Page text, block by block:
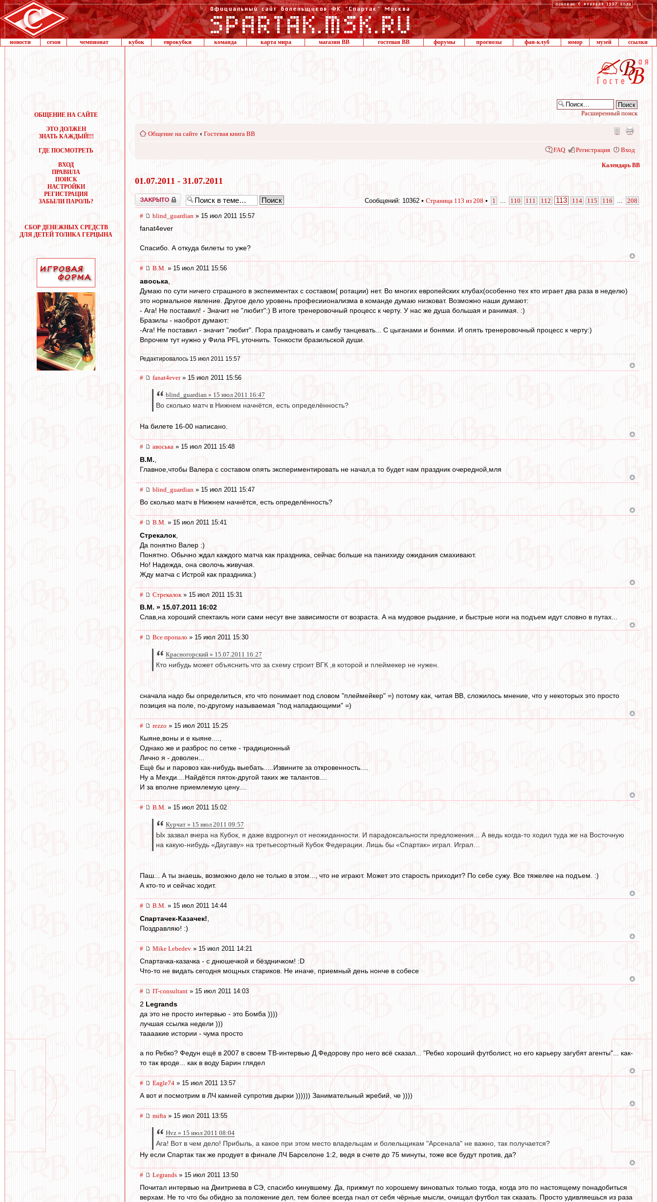
новости сезон чемпионат кубок еврокубки команда карта мира магазин ВВ гостевая ВВ форумы прогнозы фан-клуб юмор музей ссылки
ОБЩЕНИЕ НА САЙТЕ
ЭТО ДОЛЖЕН
ЗНАТЬ КАЖДЫЙ!!!
ГДЕ ПОСМОТРЕТЬ
ВХОД
ПРАВИЛА
ПОИСК
НАСТРОЙКИ
РЕГИСТРАЦИЯ
ЗАБЫЛИ ПАРОЛЬ?
СБОР ДЕНЕЖНЫХ СРЕДСТВ
ДЛЯ ДЕТЕЙ ТОЛИКА ГЕРЦЫНА
Расширенный поиск
Общение на сайте ‹ Гостевая книга ВВ
FAQ Регистрация Вход
Календарь ВВ
01.07.2011 - 31.07.2011
Закрыто Сообщений: 10362 • Страница 113 из 208 • 1 110 111 112 113 114 115 116 208
# blind_guardian » 15 июл 2011 15:57
fanat4ever
Спасибо. А откуда билеты то уже?
# В.М. » 15 июл 2011 15:56
авоська
Думаю по сути ничего страшного в экспеиментах с составом( ротации) нет. Во многих европейских клубах(особенно тех кто играет два раза в неделю)
это нормальное явление. Другое дело уровень професиионализма в команде думаю низковат. Возможно наши думают:
- Ага! Не поставил! - Значит не "любит":) В итоге тренеровочный процесс к черту. У нас же душа большая и ранимая. :)
Бразилы - наоброт думают:
-Ага! Не поставил - значит "любит". Пора праздновать и самбу танцевать... С цыганами и бонями. И опять тренеровочный процесс к черту:)
Впрочем тут нужно у Фила PFL уточнить. Тонкости бразильской души.
Редактировалось 15 июл 2011 15:57
# fanat4ever» 15 июл 2011 15:56
blind_guardian » 15 июл 2011 16:47
Во сколько матч в Нижнем начнётся, есть определённость?
На билете 16-00 написано.
# авоська » 15 июл 2011 15:48
В.М.
Главное,чтобы Валера с составом опять экспериментировать не начал,а то будет нам праздник очередной,мля
# blind_guardian » 15 июл 2011 15:47
Во сколько матч в Нижнем начнётся, есть определённость?
# В.М. » 15 июл 2011 15:41
Стрекалок
Да понятно Валер :)
Понятно. Обычно ждал каждого матча как праздника, сейчас больше на панихиду ожидания смахивают.
Но! Надежда, она сволочь живучая.
Жду матча с Истрой как праздника:)
# Стрекалок » 15 июл 2011 15:31
В.М. » 15.07.2011 16:02
Слав,на хороший спектакль ноги сами несут вне зависимости от возраста. А на мудовое рыдание, и быстрые ноги на подъем идут словно в путах...
# Все пропало » 15 июл 2011 15:30
Красногорский » 15.07.2011 16:27
Кто нибудь может объяснить что за схему строит ВГК ,в которой и плеймекер не нужен.
сначала надо бы определиться, кто что понимает под словом "плеймейкер" =) потому как, читая ВВ, сложилось мнение, что у некоторых это просто
позиция на поле, по-другому называемая "под нападающими" =)
# rezzo » 15 июл 2011 15:25
Кыяне,воны и е кыяне....,
Однако же и разброс по сетке - традиционный
Лично я - доволен...
Ещё бы и паровоз как-нибудь выебать.....Извините за откровенность....
Ну а Мехди....Найдётся пяток-другой таких же талантов....
И за вполне приемлемую цену....
# В.М. » 15 июл 2011 15:02
Курчат » 15 июл 2011 09:57
Ых зазвал вчера на Кубок, я даже вздрогнул от неожиданности. И парадоксальности предложения... А ведь когда-то ходил туда же на Восточную
на какую-нибудь «Даугаву» на третьесортный Кубок Федерации. Лишь бы «Спартак» играл. Играл…
Паш... А ты знаешь, возможно дело не только в этом..., что не играют. Может это старость приходит? По себе сужу. Все тяжелее на подъем. :)
А кто-то и сейчас ходит.
# В.М. » 15 июл 2011 14:44
Спартачек-Казачек!
Поздравляю! :)
# Mike Lebedev » 15 июл 2011 14:21
Спартачка-казачка - с днюшечкой и бёздничком! :D
Что-то не видать сегодня мощных стариков. Не иначе, приемный день нонче в собесе
# IT-consultant » 15 июл 2011 14:03
2 Legrands
да это не просто интервью - это Бомба ))))
лучшая ссылка недели )))
таааакие истории - чума просто
а по Ребко? Федун ещё в 2007 в своем ТВ-интервью Д.Федорову про него всё сказал... "Ребко хороший футболист, но его карьеру загубят агенты"... как-
то так вроде... как в воду Барин глядел
# Eagle74 » 15 июл 2011 13:57
А вот и посмотрим в ЛЧ камней супротив дырки )))))) Занимательный жребий, че ))))
# mifta » 15 июл 2011 13:55
Hvz » 15 июл 2011 08:04
Ага! Вот в чем дело! Прибыль, а какое при этом место владельцам и болельщикам "Арсенала" не важно, так получается?
Ну если Спартак так же продует в финале ЛЧ Барселоне 1:2, ведя в счете до 75 минуты, тоже все будут против, да?
# Legrands » 15 июл 2011 13:50
Почитал интервью на Дмитриева в СЭ, спасибо кинувшему. Да, прижмут по хорошему виноватых только тогда, когда это по настоящему понадобиться
верхам. Не то что бы обидно за положение дел, тем более всегда гнал от себя чёрные мысли, очищал футбол так сказать. Просто удивляешься из раза